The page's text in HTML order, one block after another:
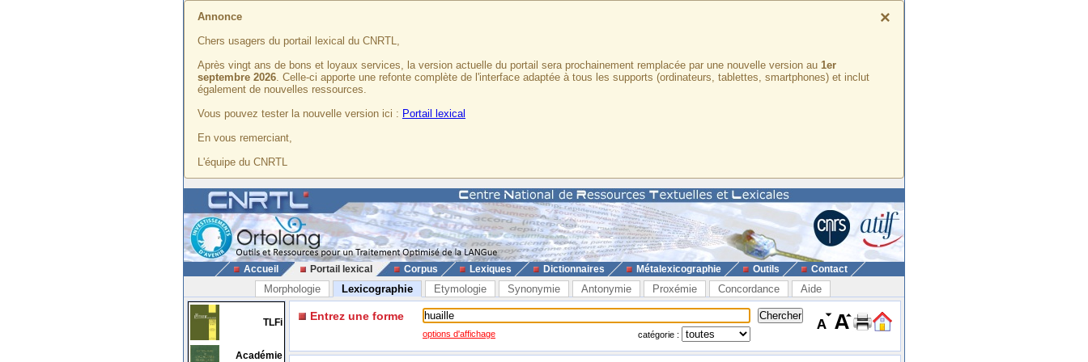
×
Annonce
Chers usagers du portail lexical du CNRTL,
Après vingt ans de bons et loyaux services, la version actuelle du portail sera prochainement remplacée par une nouvelle version au 1er
septembre 2026. Celle-ci apporte une refonte complète de l'interface adaptée à tous les supports (ordinateurs, tablettes, smartphones) et inclut
également de nouvelles ressources.
Vous pouvez tester la nouvelle version ici : Portail lexical
En vous remerciant,
L'équipe du CNRTL
Accueil Portail lexical Corpus Lexiques Dictionnaires Métalexicographie Outils Contact
Morphologie Lexicographie Etymologie Synonymie Antonymie Proxémie Concordance Aide
TLFi
Académie
Entrez une forme
options d'affichage catégorie :